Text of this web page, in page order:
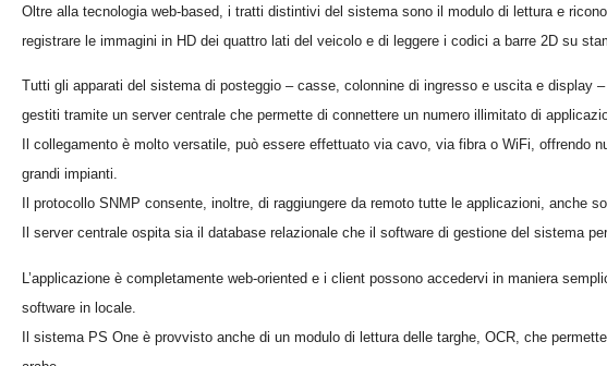
Oltre alla tecnologia web-based, i tratti distintivi del sistema sono il modulo di lettura e
registrare le immagini in HD dei quattro lati del veicolo e di leggere i codici a barre 2D su
Tutti gli apparati del sistema di posteggio – casse, colonnine di ingresso e uscita e display
gestiti tramite un server centrale che permette di connettere un numero illimitato di
Il collegamento è molto versatile, può essere effettuato via cavo, via fibra o WiFi, offrendo
grandi impianti.
Il protocollo SNMP consente, inoltre, di raggiungere da remoto tutte le applicazioni, anche
Il server centrale ospita sia il database relazionale che il software di gestione del sistema
L’applicazione è completamente web-oriented e i client possono accedervi in maniera
software in locale.
Il sistema PS One è provvisto anche di un modulo di lettura delle targhe, OCR, che